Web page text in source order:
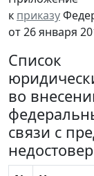
к приказу
от 26 января
Список
во
связи с